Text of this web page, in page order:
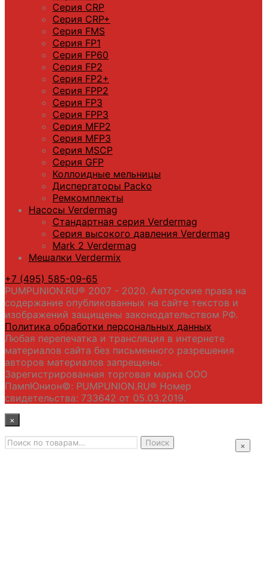
Серия CRP
Серия CRP+
Серия FMS
Серия FP1
Серия FP60
Серия FP2
Серия FP2+
Серия FPP2
Серия FP3
Серия FPP3
Серия МFP2
Серия МFP3
Серия MSCP
Серия GFP
Коллоидные мельницы
Диспергаторы Packo
Ремкомплекты
Насосы Verdermag
Стандартная серия Verdermag
Серия высокого давления Verdermag
Mark 2 Verdermag
Мешалки Verdermix
+7 (495) 585-09-65
PUMPUNION.RU® 2007 - 2020. Авторские права на
содержание опубликованных на сайте текстов и
изображений защищены законодательством РФ.
Политика обработки персональных данных
Любая перепечатка и трансляция в интернете
материалов сайта без письменного разрешения
авторов материалов запрещены.
Зарегистрированная торговая марка ООО
ПампЮнион©: PUMPUNION.RU® Номер
свидетельства: 733642 от 05.03.2019.
×
Главная
×
Искать: Поиск